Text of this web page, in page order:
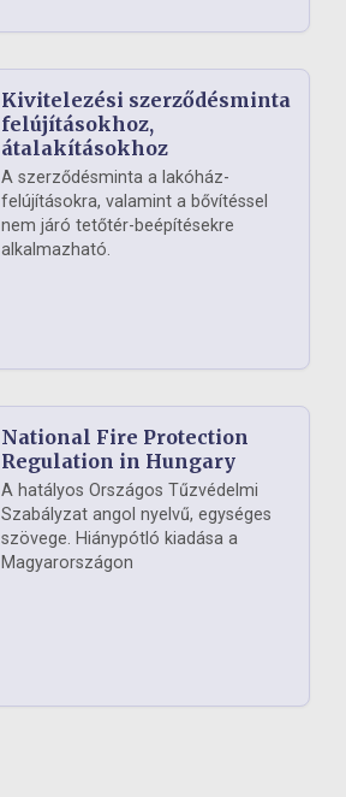
Kivitelezési szerződésminta
felújításokhoz,
átalakításokhoz
A szerződésminta a lakóház-
felújításokra, valamint a bővítéssel
nem járó tetőtér-beépítésekre
alkalmazható.
National Fire Protection
Regulation in Hungary
A hatályos Országos Tűzvédelmi
Szabályzat angol nyelvű, egységes
szövege. Hiánypótló kiadása a
Magyarországon